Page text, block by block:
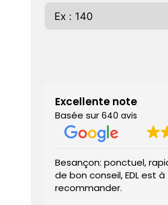
Excellente note
Basée sur 640 avis
Besançon: ponctuel,
de bon conseil, EDL est à
recommander.